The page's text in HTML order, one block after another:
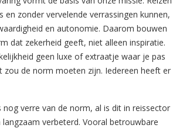
en zonder vervelende verrassingen kunnen,
en autonomie. Daarom bouwen
dat zekerheid geeft, niet alleen inspiratie.
geen luxe of extraatje waar je pas
zou de norm moeten zijn. Iedereen heeft er
nog verre van de norm, al is dit in reissector
verbeterd. Vooral betrouwbare